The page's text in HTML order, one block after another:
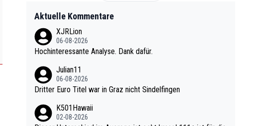
Aktuelle Kommentare
XJRLion
06-08-2026
Hochinteressante Analyse. Dank dafür.
Julian11
06-08-2026
Dritter Euro Titel war in Graz nicht Sindelfingen
K501Hawaii
02-08-2026